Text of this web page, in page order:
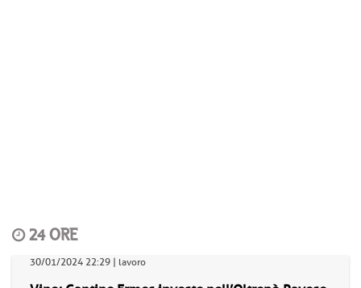
24 ORE
30/01/2024 22:29 | lavoro